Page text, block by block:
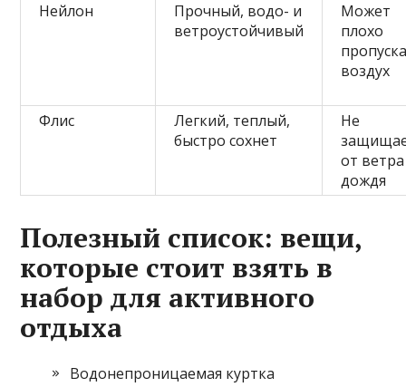
Нейлон
Прочный, водо- и
ветроустойчивый
Может
плохо
воздух
Флис
Легкий, теплый,
быстро сохнет
Не
от
дождя
Полезный список: вещи,
которые стоит взять в
набор для активного
отдыха
Водонепроницаемая куртка